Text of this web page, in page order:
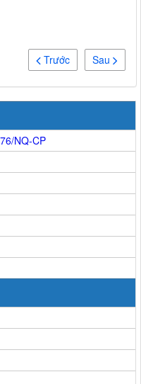
Sau
Trước
NQ-CP